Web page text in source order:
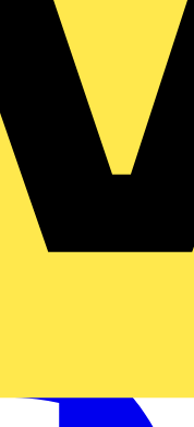
Sie stets aktuelle